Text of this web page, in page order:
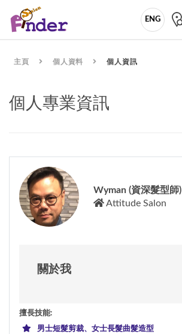
ENG
主頁 個人資料 個人資訊
個人專業資訊
Wyman (資深髮型師)
Attitude Salon
關於我
擅長技能:
男士短髮剪裁、女士長髮曲髮造型